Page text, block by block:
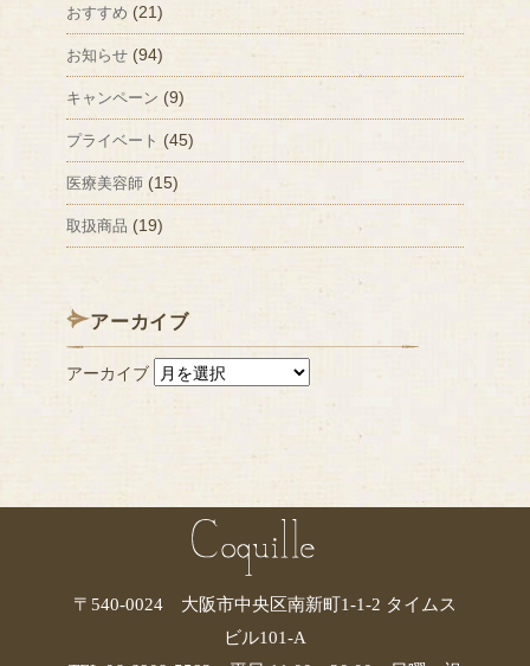
おすすめ (21)
お知らせ (94)
キャンペーン (9)
プライベート (45)
医療美容師 (15)
取扱商品 (19)
アーカイブ
アーカイブ
〒540-0024 大阪市中央区南新町1-1-2 タイムス
ビル101-A